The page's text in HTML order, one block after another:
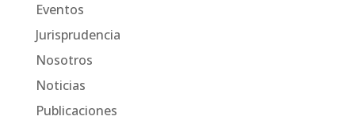
Eventos
Jurisprudencia
Nosotros
Noticias
Publicaciones